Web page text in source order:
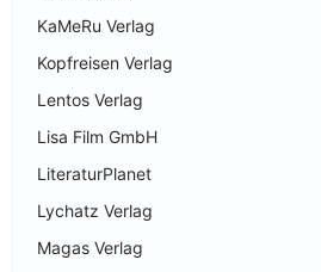
KaMeRu Verlag
Kopfreisen Verlag
Lentos Verlag
Lisa Film GmbH
LiteraturPlanet
Lychatz Verlag
Magas Verlag